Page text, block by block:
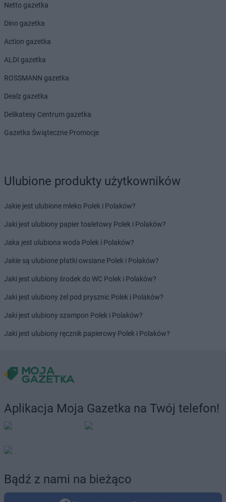
Netto gazetka
Dino gazetka
Action gazetka
ALDI gazetka
ROSSMANN gazetka
Dealz gazetka
Delikatesy Centrum gazetka
Gazetka Świąteczne Promocje
Ulubione produkty użytkowników
Jakie jest ulubione mleko Polek i Polaków?
Jaki jest ulubiony papier toaletowy Polek i Polaków?
Jaka jest ulubiona woda Polek i Polaków?
Jakie są ulubione płatki owsiane Polek i Polaków?
Jaki jest ulubiony środek do WC Polek i Polaków?
Jaki jest ulubiony żel pod prysznic Polek i Polaków?
Jaki jest ulubiony szampon Polek i Polaków?
Jaki jest ulubiony ręcznik papierowy Polek i Polaków?
Aplikacja Moja Gazetka na Twój telefon!
Bądź z nami na bieżąco